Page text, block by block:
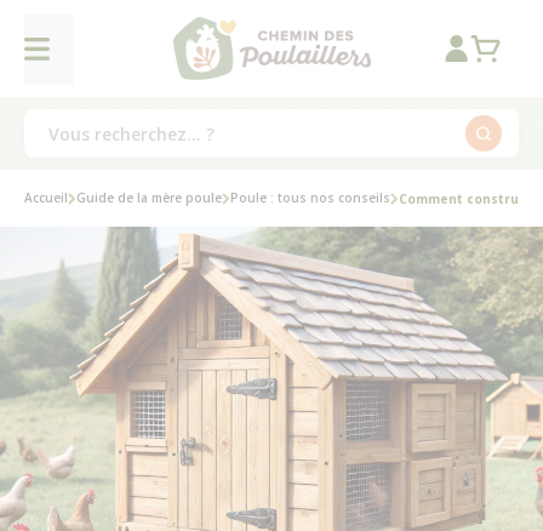
Accueil Guide de la mère poule Poule : tous nos conseils Comment construire